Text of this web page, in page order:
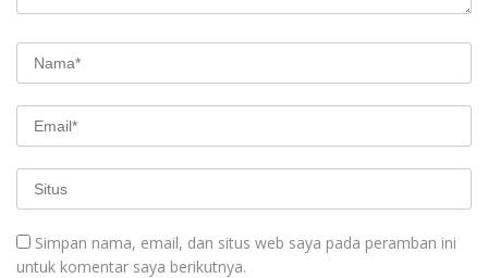
Simpan nama, email, dan situs web saya pada peramban ini
untuk komentar saya berikutnya.